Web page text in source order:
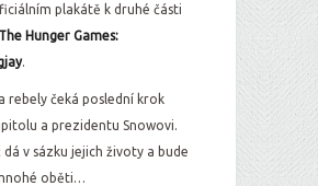
plakátě k druhé části
The Hunger Games:
.
rebely čeká poslední krok
a prezidentu Snowovi.
dá v sázku jejich životy a bude
oběti…